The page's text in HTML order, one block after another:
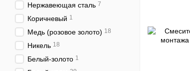
Нержавеющая сталь 7
Коричневый 1
Медь (розовое золото) 18
Никель 18
Белый-золото 1